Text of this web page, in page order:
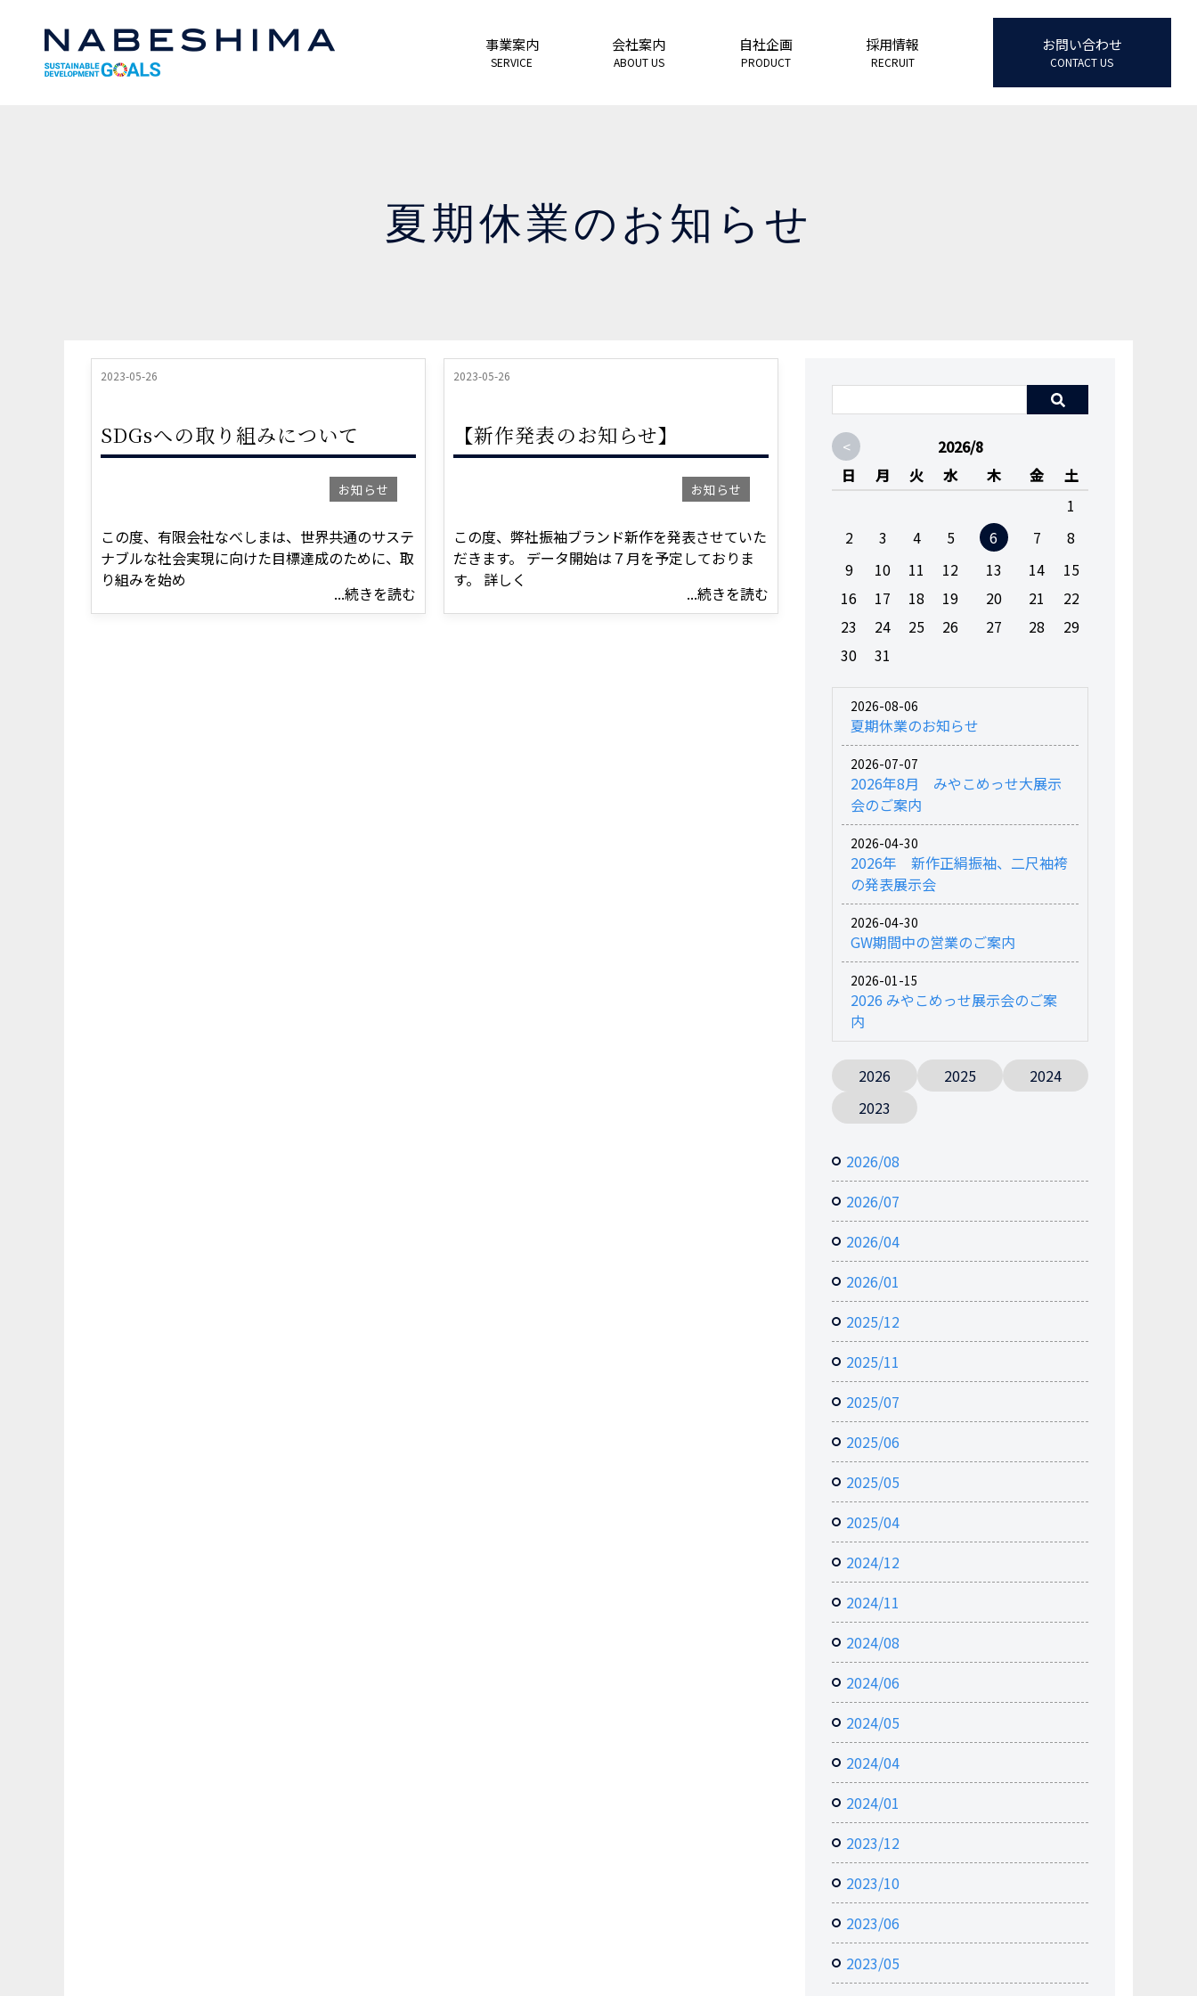
事業案内
SERVICE
会社案内
ABOUT US
自社企画
PRODUCT
採用情報
RECRUIT
お問い合わせ
CONTACT US
夏期休業のお知らせ
2023-05-26
SDGsへの取り組みについて
お知らせ
この度、有限会社なべしまは、世界共通のサステ
ナブルな社会実現に向けた目標達成のために、取
り組みを始め
...続きを読む
2023-05-26
【新作発表のお知らせ】
お知らせ
この度、弊社振袖ブランド新作を発表させていた
だきます。 データ開始は７月を予定しておりま
す。 詳しく
...続きを読む
<
2026/8
日
月 火 水 木 金
土
1
2
3 4 5 6 7
8
9
10 11 12 13 14
15
16
17 18 19 20 21
22
23
24 25 26 27 28
29
30
31
2026-08-06
夏期休業のお知らせ
2026-07-07
2026年8月 みやこめっせ大展示
会のご案内
2026-04-30
2026年 新作正絹振袖、二尺袖袴
の発表展示会
2026-04-30
GW期間中の営業のご案内
2026-01-15
2026 みやこめっせ展示会のご案
内
2026 2025
2024
2023
2026/08
2026/07
2026/04
2026/01
2025/12
2025/11
2025/07
2025/06
2025/05
2025/04
2024/12
2024/11
2024/08
2024/06
2024/05
2024/04
2024/01
2023/12
2023/10
2023/06
2023/05